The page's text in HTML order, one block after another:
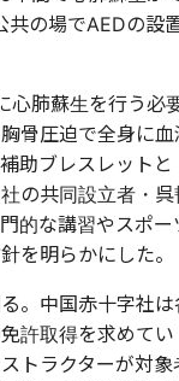
共の場でAEDの設
心肺蘇生を行う必
骨圧迫で全身に血
助ブレスレットと
の共同設立者・呉
的な講習やスポー
を明らかにした。
。中国赤十字社は
許取得を求めてい
トラクターが対象